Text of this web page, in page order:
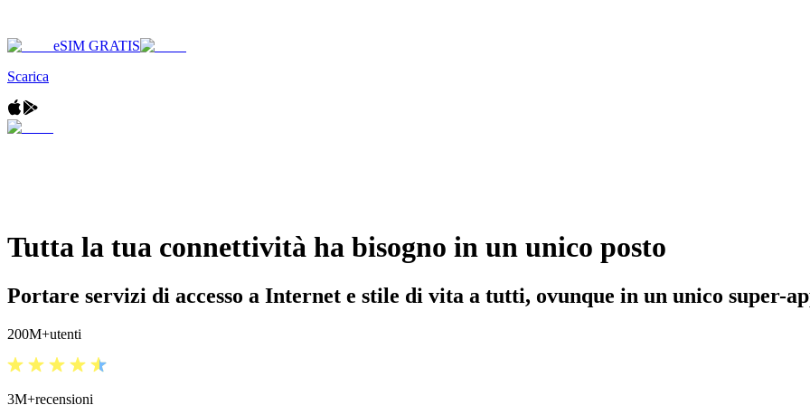
eSIM GRATIS
Scarica
Tutta la tua connettività ha bisogno in un unico posto
Portare servizi di accesso a Internet e stile di vita a tutti, ovunque in un unico super-
200M+utenti
3M+recensioni